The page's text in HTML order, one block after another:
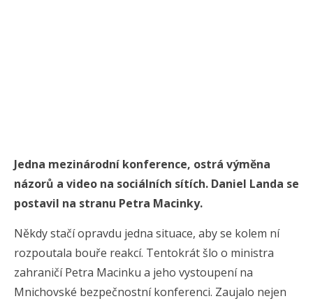
Jedna mezinárodní konference, ostrá výměna
názorů a video na sociálních sítích. Daniel Landa se
postavil na stranu Petra Macinky.
Někdy stačí opravdu jedna situace, aby se kolem ní
rozpoutala bouře reakcí. Tentokrát šlo o ministra
zahraničí Petra Macinku a jeho vystoupení na
Mnichovské bezpečnostní konferenci. Zaujalo nejen